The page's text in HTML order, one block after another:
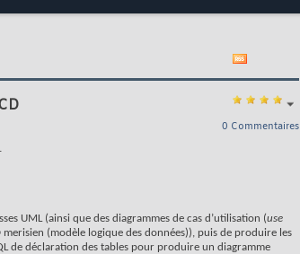
0 Commentaires
UML (ainsi que des diagrammes de cas d’utilisation (use
(modèle logique des données)), puis de produire les
de déclaration des tables pour produire un diagramme